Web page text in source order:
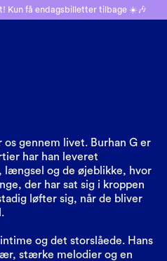
Kun få endagsbilletter tilbage ☀️🎶
os gennem livet. Burhan G er
har han leveret
længsel og de øjeblikke, hvor
der har sat sig i kroppen
løfter sig, når de bliver
og det storslåede. Hans
stærke melodier og en